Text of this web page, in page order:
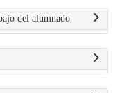
del alumnado